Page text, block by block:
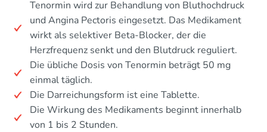
Tenormin wird zur Behandlung von Bluthochdruck
und Angina Pectoris eingesetzt. Das Medikament
wirkt als selektiver Beta-Blocker, der die
Herzfrequenz senkt und den Blutdruck reguliert.
Die übliche Dosis von Tenormin beträgt 50 mg
einmal täglich.
Die Darreichungsform ist eine Tablette.
Die Wirkung des Medikaments beginnt innerhalb
von 1 bis 2 Stunden.